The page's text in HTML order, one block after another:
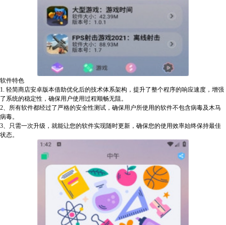
软件特色
1. 轻简商店安卓版本借助优化后的技术体系架构，提升了整个程序的响应速度，增强
了系统的稳定性，确保用户使用过程顺畅无阻。
2、所有软件都经过了严格的安全性测试，确保用户所使用的软件不包含病毒及木马
病毒。
3、只需一次升级，就能让您的软件实现随时更新，确保您的使用效率始终保持最佳
状态。